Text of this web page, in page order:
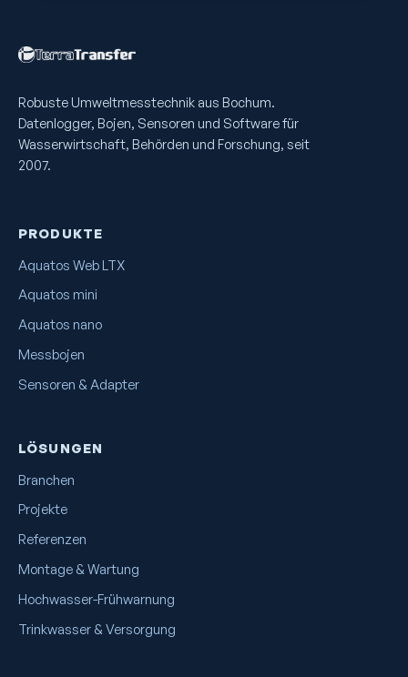
Robuste Umweltmess­technik aus Bochum.
Datenlogger, Bojen, Sensoren und Software für
Wasserwirtschaft, Behörden und Forschung, seit
2007.
PRODUKTE
Aquatos Web LTX
Aquatos mini
Aquatos nano
Messbojen
Sensoren & Adapter
LÖSUNGEN
Branchen
Projekte
Referenzen
Montage & Wartung
Hochwasser-Frühwarnung
Trinkwasser & Versorgung